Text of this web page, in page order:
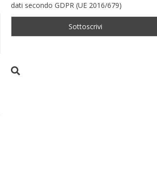
dati secondo GDPR (UE 2016/679)